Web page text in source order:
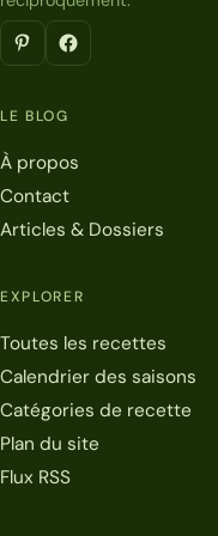
LE BLOG
À propos
Contact
Articles & Dossiers
EXPLORER
Toutes les recettes
Calendrier des saisons
Catégories de recette
Plan du site
Flux RSS